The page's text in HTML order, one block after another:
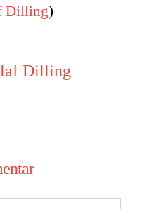
Dilling)
Dilling